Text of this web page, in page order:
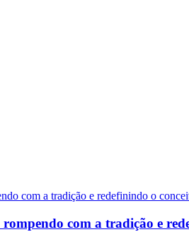
com a tradição e